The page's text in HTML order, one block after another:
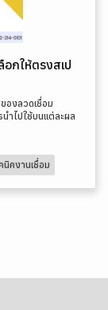
อกให้ตรงสเป
องลวดเชื่อม
ำไปใช้บนแต่ละผล
นิคงานเชื่อม